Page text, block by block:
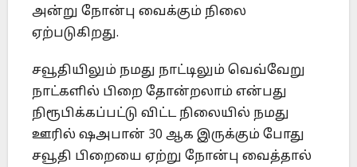
அன்று நோன்பு வைக்கும் நிலை
ஏற்படுகிறது.
சவூதியிலும் நமது நாட்டிலும் வெவ்வேறு
நாட்களில் பிறை தோன்றலாம் என்பது
நிரூபிக்கப்பட்டு விட்ட நிலையில் நமது
ஊரில் ஷஅபான் 30 ஆக இருக்கும் போது
சவூதி பிறையை ஏற்று நோன்பு வைத்தால்